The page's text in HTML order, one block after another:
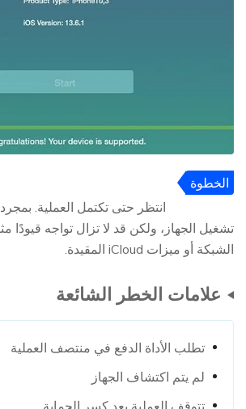
الخطوة
انتظر حتى تكتمل العملية. بمجرد
تشغيل الجهاز، ولكن قد لا تزال تواجه
الشبكة أو ميزات iCloud المقيدة.
علامات الخطر الشائعة
تطلب الأداة الدفع في منتصف العملية
لم يتم اكتشاف الجهاز